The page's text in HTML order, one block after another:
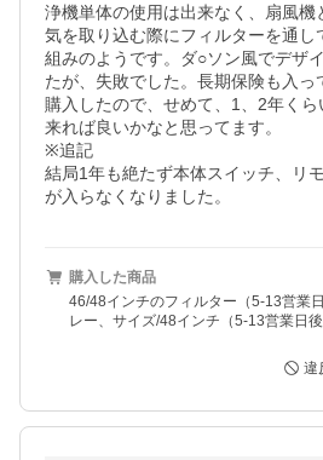
浄機単体の使用は出来なく、扇風機
気を取り込む際にフィルターを通し
組みのようです。ダ○ソン風でデザ
たが、失敗でした。長期保険も入っ
購入したので、せめて、1、2年く
来れば良いかなと思ってます。
※追記
結局1年も絶たず本体スイッチ、リ
が入らなくなりました。
購入した商品
46/48インチのフィルター（5-13営業
レー、サイズ/48インチ（5-13営業日後
違